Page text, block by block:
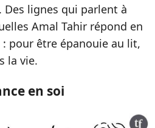
lignes qui parlent à
Amal Tahir répond en
pour être épanouie au lit,
la vie.
en soi